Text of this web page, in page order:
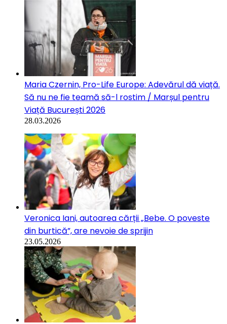
Maria Czernin, Pro-Life Europe: Adevărul dă viață.
Să nu ne fie teamă să-l rostim / Marșul pentru
Viață București 2026
28.03.2026
Veronica Iani, autoarea cărții „Bebe. O poveste
din burtică”, are nevoie de sprijin
23.05.2026